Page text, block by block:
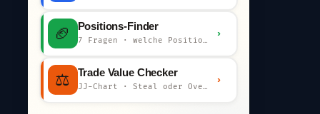
🏈 Positions-Finder
7 Fragen · welche Position bist du?
›
⚖️ Trade Value Checker
JJ-Chart · Steal oder Overpay?
›